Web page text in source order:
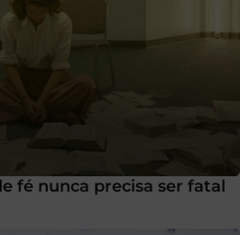
fé nunca precisa ser fatal